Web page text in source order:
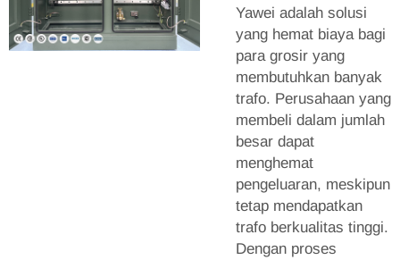
Yawei adalah solusi
yang hemat biaya bagi
para grosir yang
membutuhkan banyak
trafo. Perusahaan yang
membeli dalam jumlah
besar dapat
menghemat
pengeluaran, meskipun
tetap mendapatkan
trafo berkualitas tinggi.
Dengan proses